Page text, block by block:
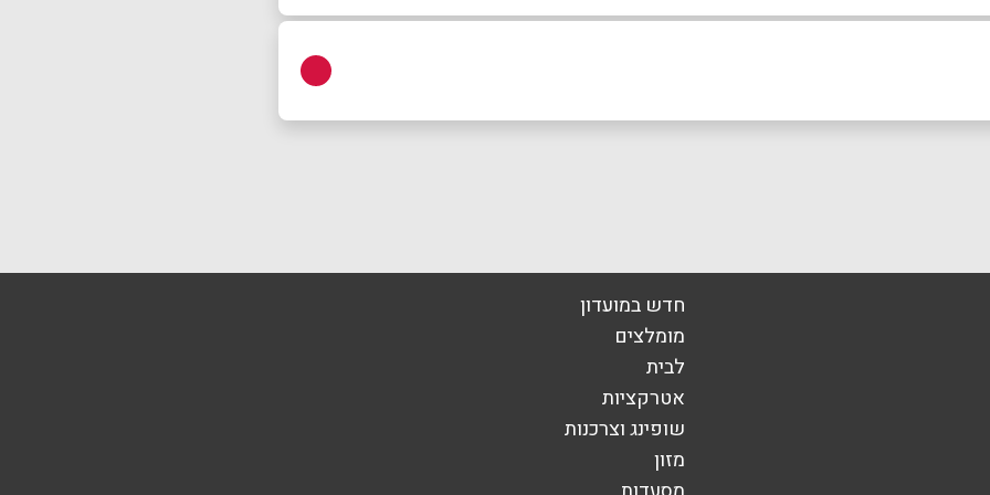
אימייל*
חדש במועדון
מומלצים
לבית
אטרקציות
שופינג וצרכנות
מזון